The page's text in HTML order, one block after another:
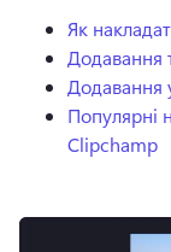
Як
Додавання
Додавання
Популярні
Clipchamp